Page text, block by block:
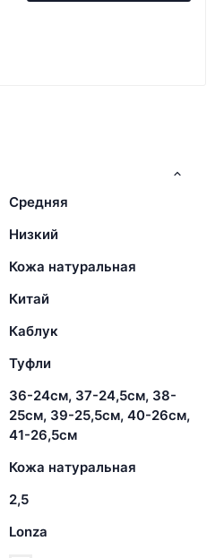
Средняя
Низкий
Кожа натуральная
Китай
Каблук
Туфли
36-24см, 37-24,5см, 38-
25см, 39-25,5см, 40-26см,
41-26,5см
Кожа натуральная
2,5
Lonza